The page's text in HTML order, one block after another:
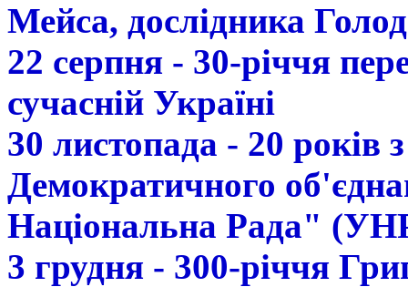
Мейса, дослідника
22 серпня - 30-річчя
сучасній Україні
30 листопада - 20 років
Демократичного
Національна Рада"
3 грудня - 300-річчя